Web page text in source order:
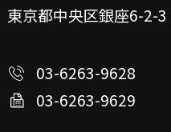
東京都中央区銀座6-2-3
03-6263-9628
03-6263-9629